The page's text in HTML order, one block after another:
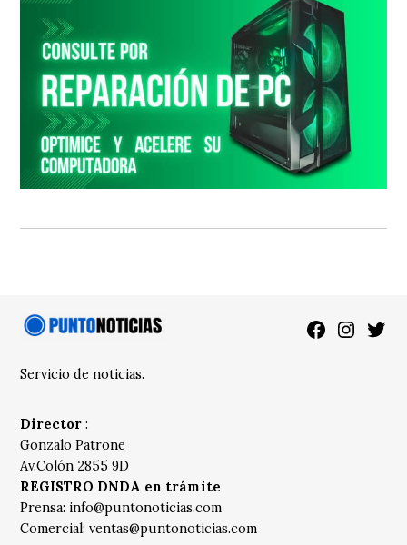
Facebook
Servicio de noticias.
Director :
Gonzalo Patrone
Av.Colón 2855 9D
REGISTRO DNDA en trámite
Prensa: info@puntonoticias.com
Comercial:ventas@puntonoticias.com